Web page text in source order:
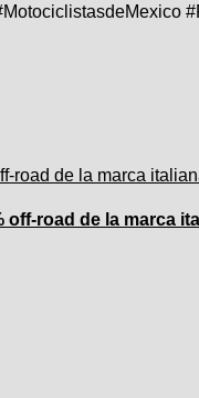
off-road de la marca